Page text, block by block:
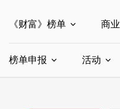
《财富》榜单
全部榜单
商业
榜单申报 活动